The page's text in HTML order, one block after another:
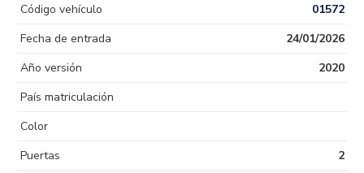
Código vehículo
01572
Fecha de entrada
24/01/2026
Año versión
2020
País matriculación
Color
Puertas
2